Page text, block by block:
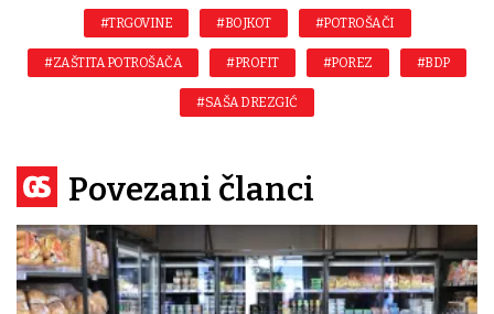
#TRGOVINE #BOJKOT #POTROŠAČI
#ZAŠTITA POTROŠAČA #PROFIT #POREZ #BDP
#SAŠA DREZGIĆ
Povezani članci